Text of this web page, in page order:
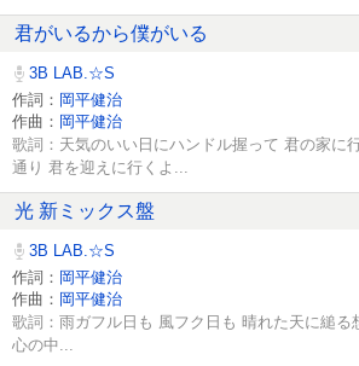
君がいるから僕がいる
3B LAB.☆S
作詞： 岡平健治
作曲： 岡平健治
歌詞：天気のいい日にハンドル握って 君の家に
通り 君を迎えに行くよ...
光 新ミックス盤
3B LAB.☆S
作詞： 岡平健治
作曲： 岡平健治
歌詞：雨ガフル日も 風フク日も 晴れた天に縋る
心の中...